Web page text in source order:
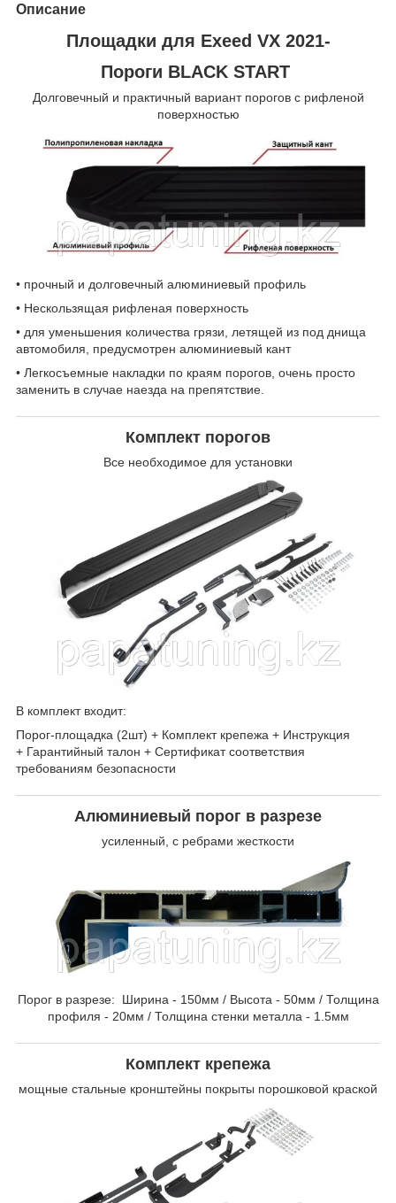
Описание
Площадки для Exeed VX 2021-
Пороги BLACK START
Долговечный и практичный вариант порогов с рифленой
поверхностью
• прочный и долговечный алюминиевый профиль
• Нескользящая рифленая поверхность
• для уменьшения количества грязи, летящей из под днища
автомобиля, предусмотрен алюминиевый кант
• Легкосъемные накладки по краям порогов, очень просто
заменить в случае наезда на препятствие.
Комплект порогов
Все необходимое для установки
В комплект входит:
Порог-площадка (2шт) + Комплект крепежа + Инструкция
+ Гарантийный талон + Сертификат соответствия
требованиям безопасности
Алюминиевый порог в разрезе
усиленный, с ребрами жесткости
Порог в разрезе: Ширина - 150мм / Высота - 50мм / Толщина
профиля - 20мм / Толщина стенки металла - 1.5мм
Комплект крепежа
мощные стальные кронштейны покрыты порошковой краской